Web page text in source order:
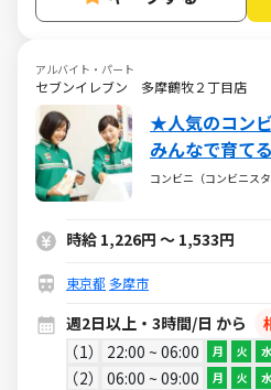
アルバイト・パート
セブンイレブン 多摩鶴牧２丁目店
★人気のコン
みんなで育て
OK！学業や家
コンビニ（コンビニスタ
時給 1,226円 ～ 1,533円
東京都 多摩市
週2日以上・3時間/日 から
1
22:00 ~ 06:00 月 火 水
2 06:00 ~ 09:00 月 火 水